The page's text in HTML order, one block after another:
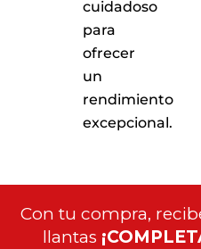
cuidadoso
para
ofrecer
un
rendimiento
excepcional.
Con tu compra,
llantas